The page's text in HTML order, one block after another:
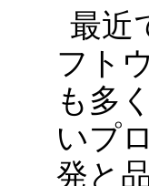
最近
フト
も多
いプ
発と